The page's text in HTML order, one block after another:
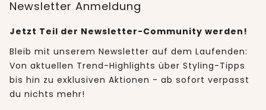
Newsletter Anmeldung
Jetzt Teil der Newsletter-Community werden!
Bleib mit unserem Newsletter auf dem Laufenden:
Von aktuellen Trend-Highlights über Styling-Tipps
bis hin zu exklusiven Aktionen - ab sofort verpasst
du nichts mehr!